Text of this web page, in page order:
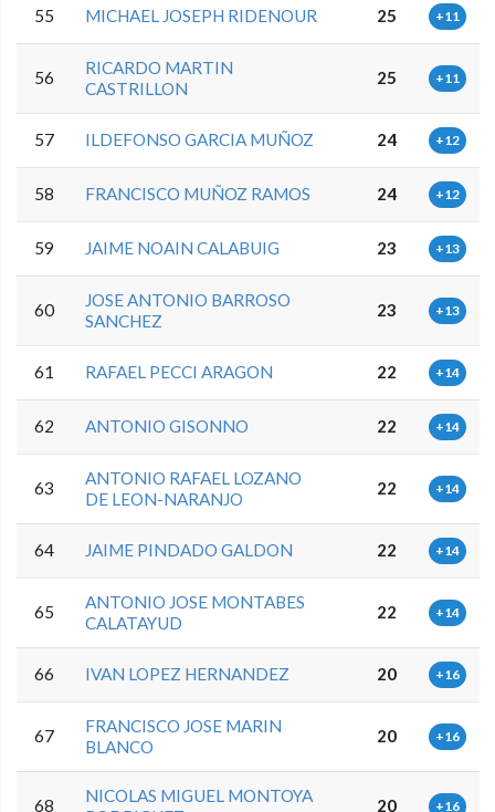
55 MICHAEL JOSEPH RIDENOUR 25 +11
56
RICARDO MARTIN
CASTRILLON
25 +11
57 ILDEFONSO GARCIA MUÑOZ 24 +12
58 FRANCISCO MUÑOZ RAMOS 24 +12
59 JAIME NOAIN CALABUIG 23 +13
60
JOSE ANTONIO BARROSO
SANCHEZ
23 +13
61 RAFAEL PECCI ARAGON 22 +14
62 ANTONIO GISONNO 22 +14
63
ANTONIO RAFAEL LOZANO
DE LEON-NARANJO
22 +14
64 JAIME PINDADO GALDON 22 +14
65
ANTONIO JOSE MONTABES
CALATAYUD
22 +14
66 IVAN LOPEZ HERNANDEZ 20 +16
67
FRANCISCO JOSE MARIN
BLANCO
20 +16
68
NICOLAS MIGUEL MONTOYA
20 +16